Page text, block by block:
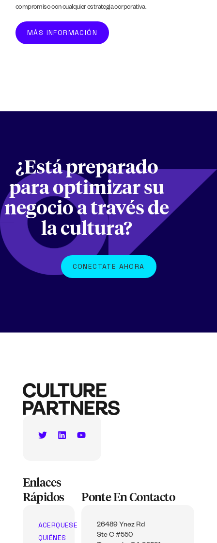
compromiso con cualquier estrategia corporativa.
MÁS INFORMACIÓN
¿Está preparado
para optimizar su
negocio a través de
la cultura?
CONECTATE AHORA
Enlaces
Rápidos
ACERQUESE
QUIÉNES
Ponte En Contacto
26489 Ynez Rd
Ste C #550